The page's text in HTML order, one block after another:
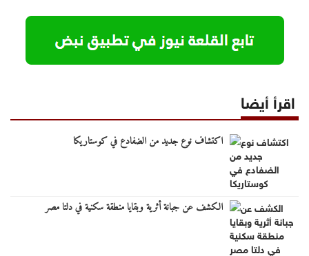
اقرأ أيضا
اكتشاف نوع جديد من الضفادع في كوستاريكا
الكشف عن جبانة أثرية وبقايا منطقة سكنية في دلتا مصر